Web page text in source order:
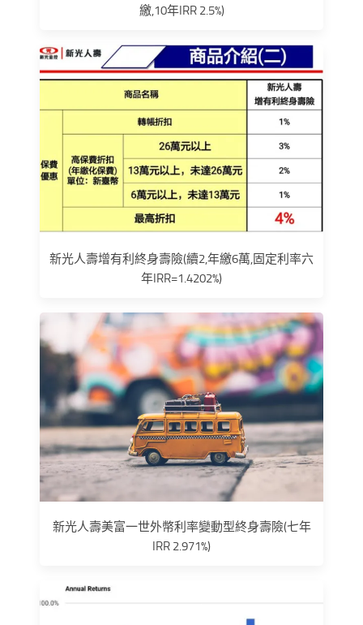
繳,10年IRR 2.5%)
新光人壽增有利終身壽險(續2,年繳6萬,固定利率六
年IRR=1.4202%)
新光人壽美富一世外幣利率變動型終身壽險(七年
IRR 2.971%)